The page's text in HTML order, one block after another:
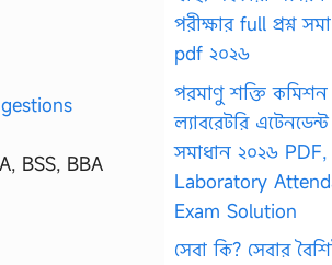
BSS, BBA
পরীক্ষার full প্রশ্ন
pdf ২০২৬
পরমাণু শক্তি কমিশন
ল্যাবরেটরি এটেনডেন্ট
সমাধান ২০২৬
Laboratory
Exam Solution
সেবা কি? সেবার